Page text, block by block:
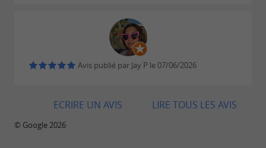
Avis publié par Jay P le 07/06/2026
LIRE TOUS LES AVIS
ECRIRE UN AVIS
© Google 2026